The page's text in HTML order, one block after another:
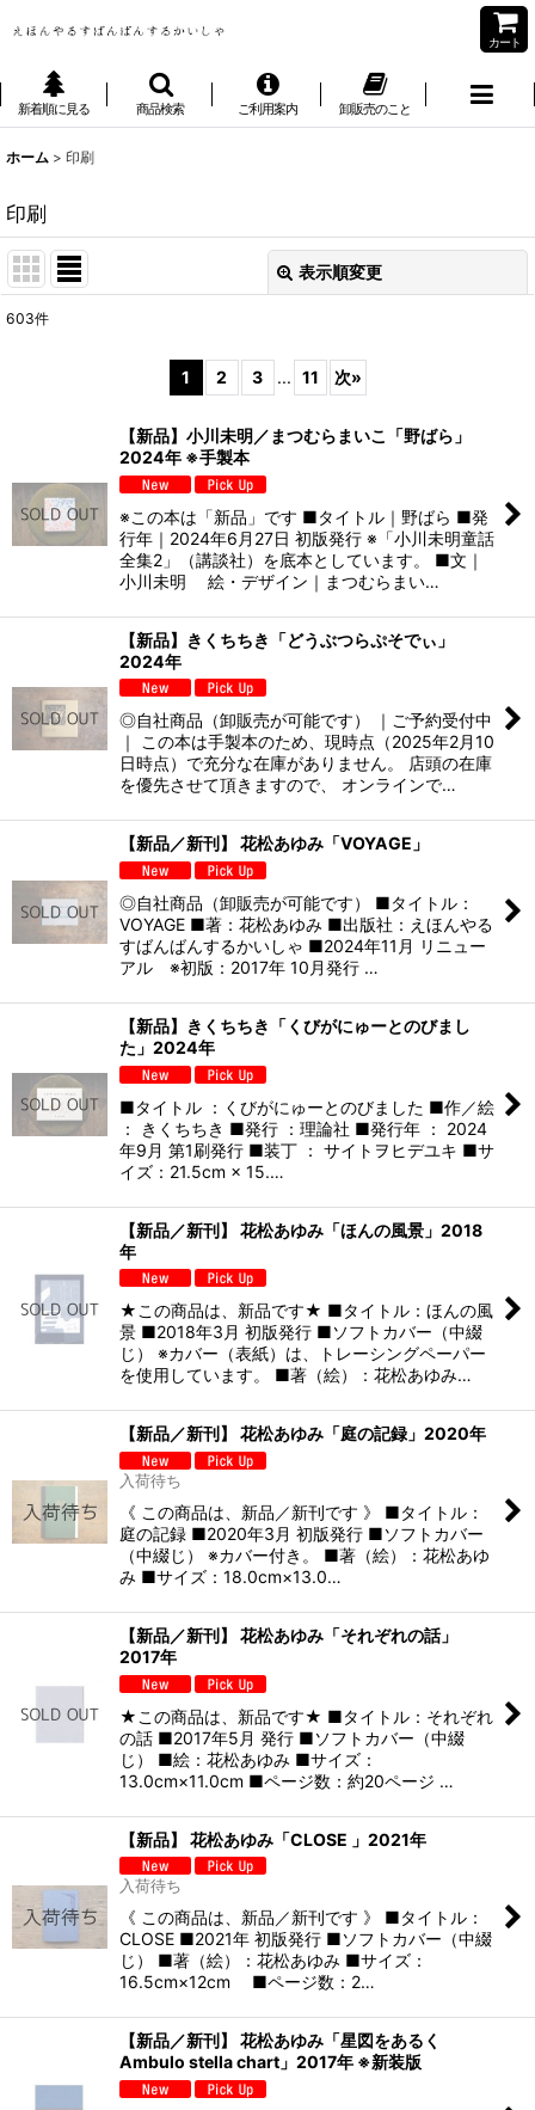
カート
新着順に見る 商品検索 ご利用案内 卸販売のこと
ホーム > 印刷
印刷
表示順変更
絞り込む
603件
1 2 3 ... 11 次»
【新品】小川未明／まつむらまいこ「野ばら」
2024年 ※手製本
※この本は「新品」です ■タイトル｜野ばら ■発
行年｜2024年6月27日 初版発行 ※「小川未明童話
全集2」（講談社）を底本としています。 ■文｜
小川未明 絵・デザイン｜まつむらまい…
【新品】きくちちき「どうぶつらぷそでぃ」
2024年
◎自社商品（卸販売が可能です） ｜ご予約受付中
｜ この本は手製本のため、現時点（2025年2月10
日時点）で充分な在庫がありません。 店頭の在庫
を優先させて頂きますので、 オンラインで…
【新品／新刊】 花松あゆみ「VOYAGE」
◎自社商品（卸販売が可能です） ■タイトル：
VOYAGE ■著：花松あゆみ ■出版社：えほんやる
すばんばんするかいしゃ ■2024年11月 リニュー
アル ※初版：2017年 10月発行 …
【新品】きくちちき「くびがにゅーとのびまし
た」2024年
■タイトル ：くびがにゅーとのびました ■作／絵
： きくちちき ■発行 ：理論社 ■発行年 ： 2024
年9月 第1刷発行 ■装丁 ： サイトヲヒデユキ ■サ
イズ：21.5cm × 15.…
【新品／新刊】 花松あゆみ「ほんの風景」2018
年
★この商品は、新品です★ ■タイトル：ほんの風
景 ■2018年3月 初版発行 ■ソフトカバー（中綴
じ） ※カバー（表紙）は、トレーシングペーパー
を使用しています。 ■著（絵）：花松あゆみ…
【新品／新刊】 花松あゆみ「庭の記録」2020年
入荷待ち
《 この商品は、新品／新刊です 》 ■タイトル：
庭の記録 ■2020年3月 初版発行 ■ソフトカバー
（中綴じ） ※カバー付き。 ■著（絵）：花松あゆ
み ■サイズ：18.0cm×13.0…
【新品／新刊】 花松あゆみ「それぞれの話」
2017年
★この商品は、新品です★ ■タイトル：それぞれ
の話 ■2017年5月 発行 ■ソフトカバー（中綴
じ） ■絵：花松あゆみ ■サイズ：
13.0cm×11.0cm ■ページ数：約20ページ …
【新品】 花松あゆみ「CLOSE 」2021年
入荷待ち
《 この商品は、新品／新刊です 》 ■タイトル：
CLOSE ■2021年 初版発行 ■ソフトカバー（中綴
じ） ■著（絵）：花松あゆみ ■サイズ：
16.5cm×12cm ■ページ数：2…
【新品／新刊】 花松あゆみ「星図をあるく
Ambulo stella chart」2017年 ※新装版